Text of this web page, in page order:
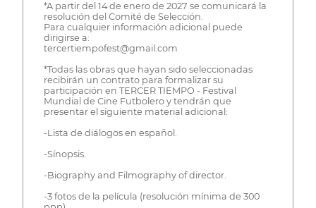
*A partir del 14 de enero de 2027 se comunicará la
resolución del Comité de Selección.
Para cualquier información adicional puede
dirigirse a:
tercertiempofest@gmail.com
*Todas las obras que hayan sido seleccionadas
recibirán un contrato para formalizar su
participación en TERCER TIEMPO - Festival
Mundial de Cine Futbolero y tendrán que
presentar el siguiente material adicional:
-Lista de diálogos en español.
-Sínopsis.
-Biography and Filmography of director.
-3 fotos de la película (resolución mínima de 300